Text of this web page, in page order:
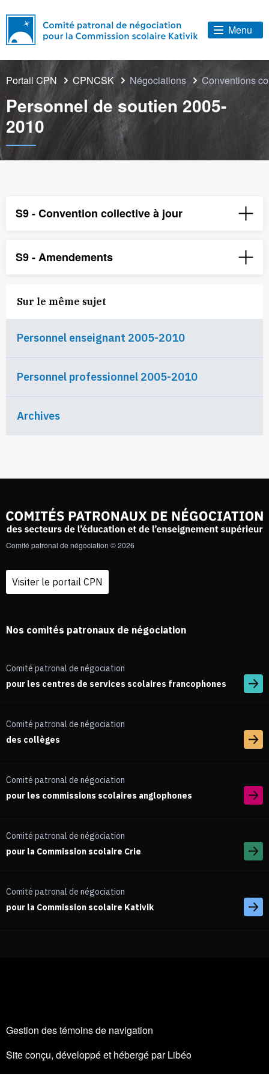
Menu
Portail CPN CPNCSK Négociations Conventions
Personnel de soutien 2005-
2010
S9 - Convention collective à jour
S9 - Amendements
Sur le même sujet
Personnel enseignant 2005-2010
Personnel professionnel 2005-2010
Archives
Comité patronal de négociation © 2026
Visiter le portail CPN
Nos comités patronaux de négociation
Comité patronal de négociation
pour les centres de services scolaires francophones
Comité patronal de négociation
des collèges
Comité patronal de négociation
pour les commissions scolaires anglophones
Comité patronal de négociation
pour la Commission scolaire Crie
Comité patronal de négociation
pour la Commission scolaire Kativik
Gestion des témoins de navigation
Site conçu, développé et hébergé parLibéo